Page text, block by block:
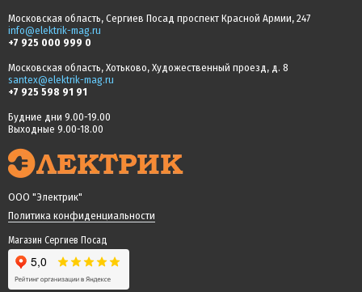
Московская область, Сергиев Посад проспект Красной Армии, 247
info@elektrik-mag.ru
+7 925 000 999 0
Московская область, Хотьково, Художественный проезд, д. 8
santex@elektrik-mag.ru
+7 925 598 91 91
Будние дни 9.00-19.00
Выходные 9.00-18.00
ООО "Электрик"
Политика конфиденциальности
Магазин Сергиев Посад